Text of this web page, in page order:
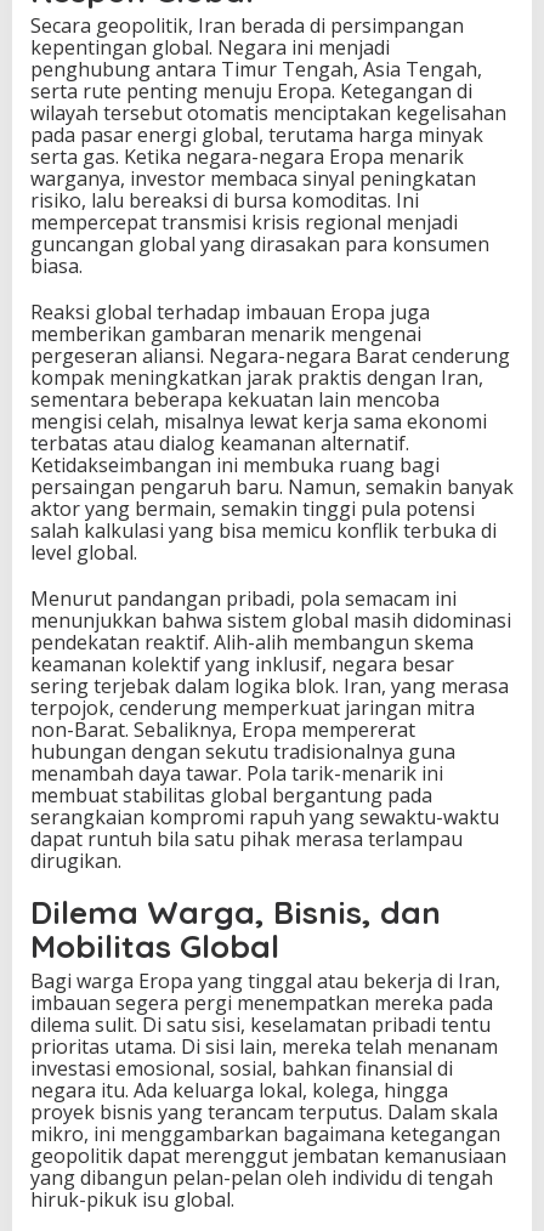
Secara geopolitik, Iran berada di persimpangan
kepentingan global. Negara ini menjadi
penghubung antara Timur Tengah, Asia Tengah,
serta rute penting menuju Eropa. Ketegangan di
wilayah tersebut otomatis menciptakan kegelisahan
pada pasar energi global, terutama harga minyak
serta gas. Ketika negara-negara Eropa menarik
warganya, investor membaca sinyal peningkatan
risiko, lalu bereaksi di bursa komoditas. Ini
mempercepat transmisi krisis regional menjadi
guncangan global yang dirasakan para konsumen
biasa.
Reaksi global terhadap imbauan Eropa juga
memberikan gambaran menarik mengenai
pergeseran aliansi. Negara-negara Barat cenderung
kompak meningkatkan jarak praktis dengan Iran,
sementara beberapa kekuatan lain mencoba
mengisi celah, misalnya lewat kerja sama ekonomi
terbatas atau dialog keamanan alternatif.
Ketidakseimbangan ini membuka ruang bagi
persaingan pengaruh baru. Namun, semakin banyak
aktor yang bermain, semakin tinggi pula potensi
salah kalkulasi yang bisa memicu konflik terbuka di
level global.
Menurut pandangan pribadi, pola semacam ini
menunjukkan bahwa sistem global masih didominasi
pendekatan reaktif. Alih-alih membangun skema
keamanan kolektif yang inklusif, negara besar
sering terjebak dalam logika blok. Iran, yang merasa
terpojok, cenderung memperkuat jaringan mitra
non-Barat. Sebaliknya, Eropa mempererat
hubungan dengan sekutu tradisionalnya guna
menambah daya tawar. Pola tarik-menarik ini
membuat stabilitas global bergantung pada
serangkaian kompromi rapuh yang sewaktu-waktu
dapat runtuh bila satu pihak merasa terlampau
dirugikan.
Dilema Warga, Bisnis, dan
Mobilitas Global
Bagi warga Eropa yang tinggal atau bekerja di Iran,
imbauan segera pergi menempatkan mereka pada
dilema sulit. Di satu sisi, keselamatan pribadi tentu
prioritas utama. Di sisi lain, mereka telah menanam
investasi emosional, sosial, bahkan finansial di
negara itu. Ada keluarga lokal, kolega, hingga
proyek bisnis yang terancam terputus. Dalam skala
mikro, ini menggambarkan bagaimana ketegangan
geopolitik dapat merenggut jembatan kemanusiaan
yang dibangun pelan-pelan oleh individu di tengah
hiruk-pikuk isu global.